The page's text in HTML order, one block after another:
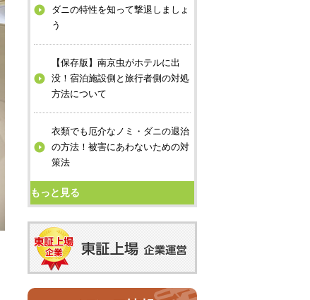
ダニの特性を知って撃退しましょ
う
【保存版】南京虫がホテルに出
没！宿泊施設側と旅行者側の対処
方法について
衣類でも厄介なノミ・ダニの退治
の方法！被害にあわないための対
策法
もっと見る